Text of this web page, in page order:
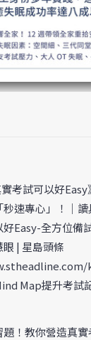
考試可以好
速專心」！｜
Easy-全方位備
| 星島頭條
Map提升考試
！教你營造真